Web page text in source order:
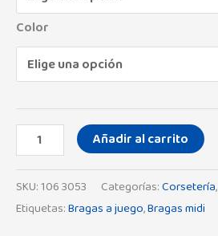
Color
Añadir al carrito
SKU:106 3053 Categorías:Corsetería,
Etiquetas:Bragas a juego,Bragas midi